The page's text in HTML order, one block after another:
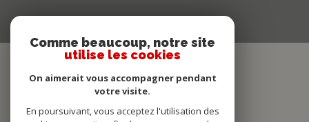
Comme beaucoup, notre site
utilise les cookies
On aimerait vous accompagner pendant
votre visite.
En poursuivant, vous acceptez l'utilisation des